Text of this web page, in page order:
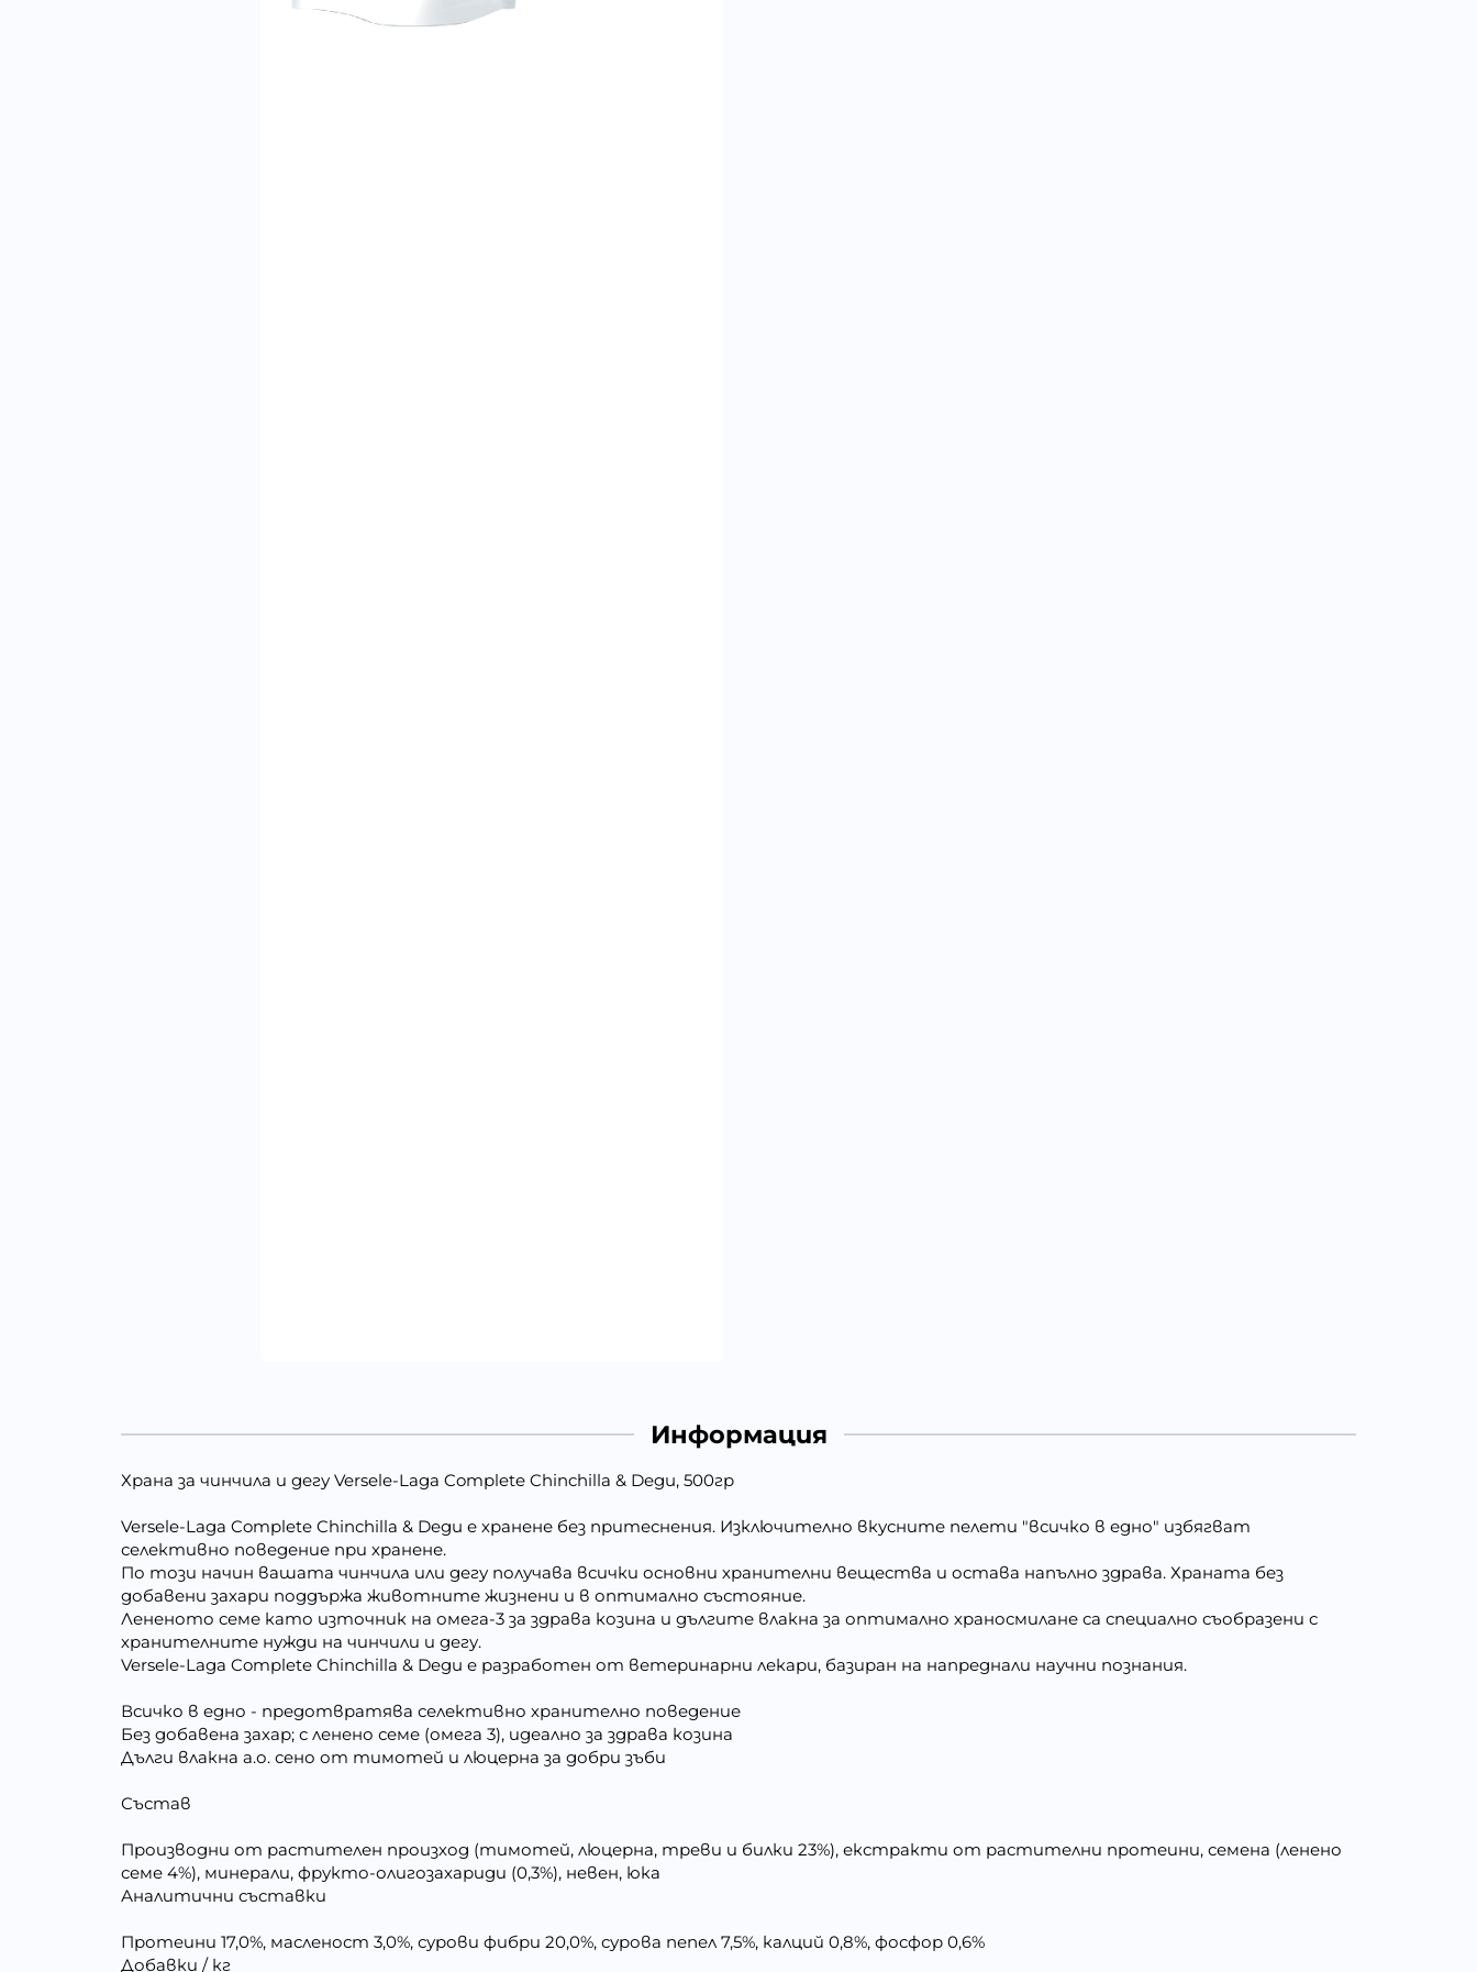
Информация
Храна за чинчила и дегу Versele-Laga Complete Chinchilla & Degu, 500гр
Versele-Laga Complete Chinchilla & Degu е хранене без притеснения. Изключително вкусните пелети "всичко в едно" избягват
селективно поведение при хранене.
По този начин вашата чинчила или дегу получава всички основни хранителни вещества и остава напълно здрава. Храната без
добавени захари поддържа животните жизнени и в оптимално състояние.
Лененото семе като източник на омега-3 за здрава козина и дългите влакна за оптимално храносмилане са специално съобразени с
хранителните нужди на чинчили и дегу.
Versele-Laga Complete Chinchilla & Degu е разработен от ветеринарни лекари, базиран на напреднали научни познания.
Всичко в едно - предотвратява селективно хранително поведение
Без добавена захар; с ленено семе (омега 3), идеално за здрава козина
Дълги влакна а.о. сено от тимотей и люцерна за добри зъби
Състав
Производни от растителен произход (тимотей, люцерна, треви и билки 23%), екстракти от растителни протеини, семена (ленено
семе 4%), минерали, фрукто-олигозахариди (0,3%), невен, юка
Аналитични съставки
Протеини 17,0%, масленост 3,0%, сурови фибри 20,0%, сурова пепел 7,5%, калций 0,8%, фосфор 0,6%
Добавки / кг